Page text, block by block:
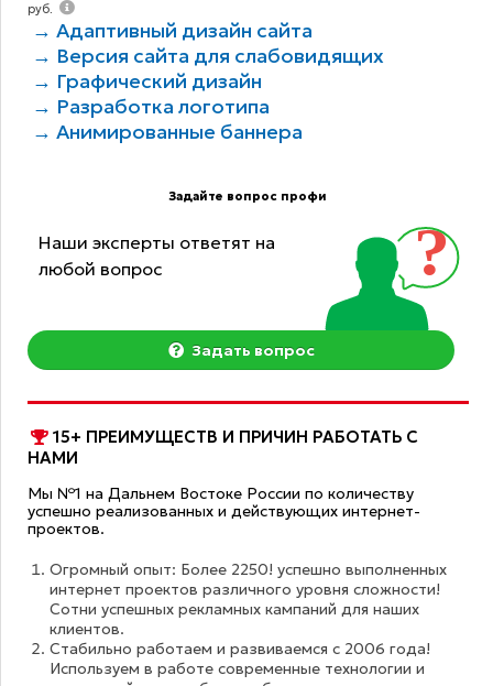
руб.
→ Адаптивный дизайн сайта
→ Версия сайта для слабовидящих
→ Графический дизайн
→ Разработка логотипа
→ Анимированные баннера
Задайте вопрос профи
Наши эксперты ответят на
любой вопрос
Задать вопрос
15+ ПРЕИМУЩЕСТВ И ПРИЧИН РАБОТАТЬ С
НАМИ
Мы №1 на Дальнем Востоке России по количеству
успешно реализованных и действующих интернет-
проектов.
Огромный опыт: Более 2250! успешно выполненных
интернет проектов различного уровня сложности!
Сотни успешных рекламных кампаний для наших
клиентов.
Стабильно работаем и развиваемся с 2006 года!
Используем в работе современные технологии и